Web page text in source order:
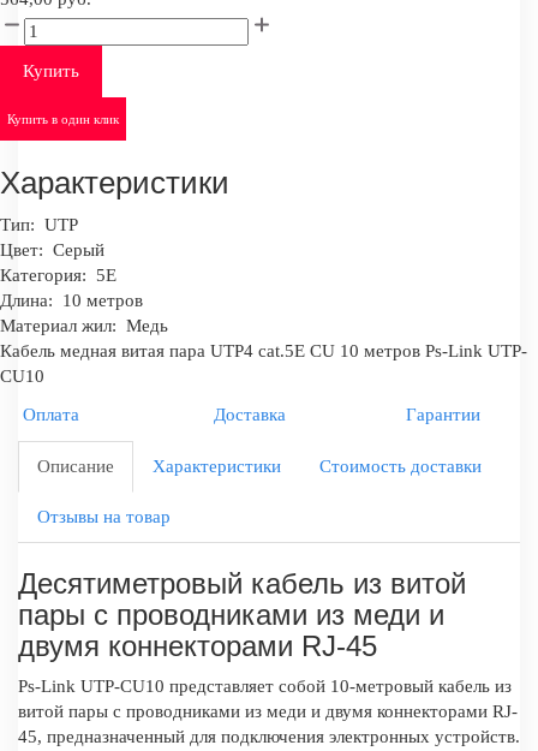
Купить
Купить в один клик
Характеристики
Тип: UTP
Цвет: Серый
Категория:
5E
Длина:
10 метров
Материал жил: Медь
Кабель медная витая пара UTP4 cat.5E CU 10 метров Ps-Link UTP-
CU10
Оплата
Доставка Гарантии
Описание Характеристики Стоимость доставки
Отзывы на товар
Десятиметровый кабель из витой
пары с проводниками из меди и
двумя коннекторами RJ-45
Ps-Link UTP-CU10 представляет собой 10-метровый кабель из
витой пары с проводниками из меди и двумя коннекторами RJ-
45, предназначенный для подключения электронных устройств.